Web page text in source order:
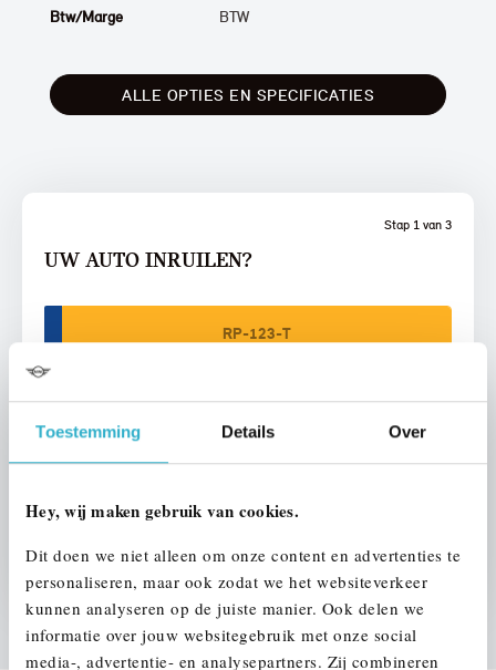
Toestemming Details Over
Hey, wij maken gebruik van cookies.
Dit doen we niet alleen om onze content en advertenties te
personaliseren, maar ook zodat we het websiteverkeer
kunnen analyseren op de juiste manier. Ook delen we
informatie over jouw websitegebruik met onze social
media-, advertentie- en analysepartners. Zij combineren
Stap 1 van 3
UW AUTO INRUILEN?
VOORSTEL AANVRAGEN
We verrekenen de waarde van uw auto
Btw/Marge BTW
ALLE OPTIES EN SPECIFICATIES